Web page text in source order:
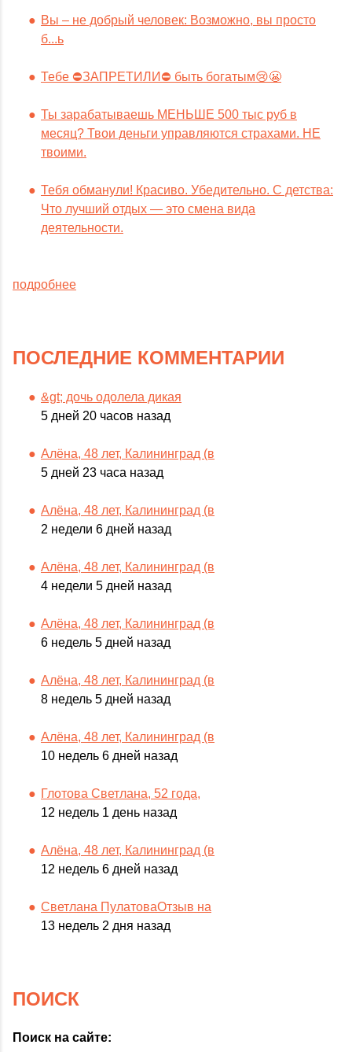
Вы – не добрый человек: Возможно, вы просто
б...ь
Тебе ⛔️ЗАПРЕТИЛИ⛔️ быть богатым😢😬
Ты зарабатываешь МЕНЬШЕ 500 тыс руб в
месяц? Твои деньги управляются страхами. НЕ
твоими.
Тебя обманули! Красиво. Убедительно. С детства:
Что лучший отдых — это смена вида
деятельности.
подробнее
ПОСЛЕДНИЕ КОММЕНТАРИИ
&gt; дочь одолела дикая
5 дней 20 часов назад
Алёна, 48 лет, Калининград (в
5 дней 23 часа назад
Алёна, 48 лет, Калининград (в
2 недели 6 дней назад
Алёна, 48 лет, Калининград (в
4 недели 5 дней назад
Алёна, 48 лет, Калининград (в
6 недель 5 дней назад
Алёна, 48 лет, Калининград (в
8 недель 5 дней назад
Алёна, 48 лет, Калининград (в
10 недель 6 дней назад
Глотова Светлана, 52 года,
12 недель 1 день назад
Алёна, 48 лет, Калининград (в
12 недель 6 дней назад
Светлана ПулатоваОтзыв на
13 недель 2 дня назад
ПОИСК
Поиск на сайте: